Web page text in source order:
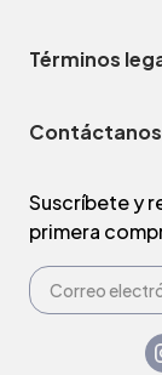
Términos
Contáctanos
Suscríbete y
primera